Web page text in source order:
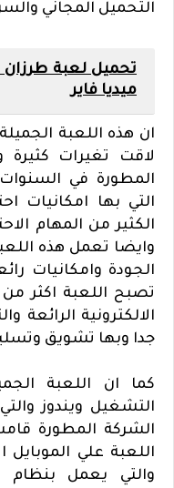
التحميل المجاني
ميديا فاير
ان هذه اللعبة
لاقت تغيرات كثيرة
المطورة في
التي بها امكانيات
الكثير من المهام
وايضا تعمل هذه
الجودة وامكانيات
تصبح اللعبة اكثر
الالكترونية الرائعة
جدا وبها تشويق
كما ان اللعبة
التشغيل ويندوز
الشركة المطورة
اللعبة علي الموبايل
والتي يعمل